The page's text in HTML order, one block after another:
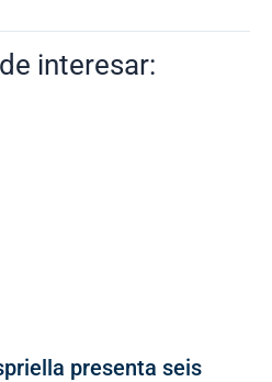
interesar:
presenta seis